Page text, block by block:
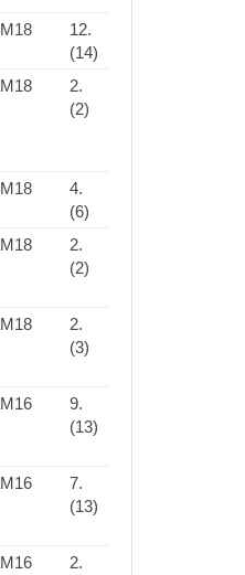
M18
12.
(14)
M18
2.
(2)
M18
4.
(6)
M18
2.
(2)
M18
2.
(3)
M16
9.
(13)
M16
7.
(13)
M16
2.